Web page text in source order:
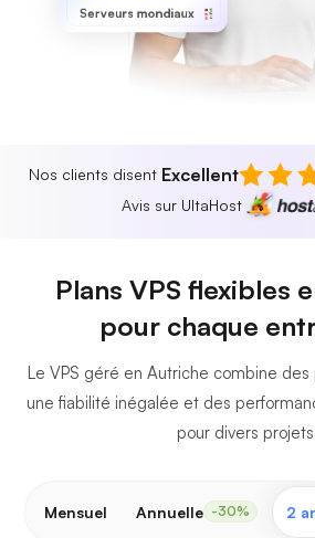
Serveurs mondiaux
Nos clients disent Excellent
Avis sur UltaHost
Plans VPS flexibles
pour chaque
Le VPS géré en Autriche combine
une fiabilité inégalée et des
pour divers
Mensuel Annuelle -30% 2